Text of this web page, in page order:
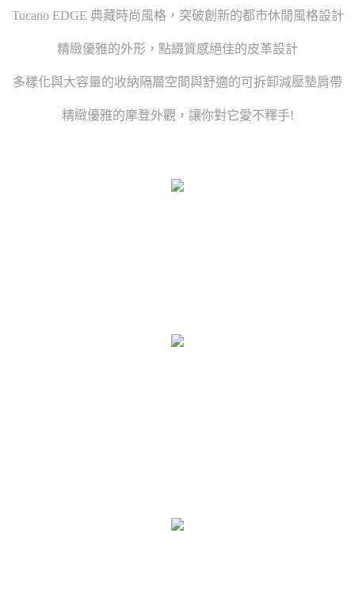
Tucano EDGE 典藏時尚風格，突破創新的都市休閒風格設計
精緻優雅的外形，點綴質感絕佳的皮革設計
多樣化與大容量的收納隔層空間與舒適的可拆卸減壓墊肩帶
精緻優雅的摩登外觀，讓你對它愛不釋手!